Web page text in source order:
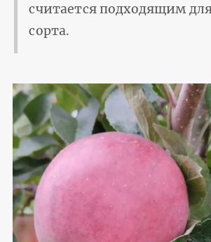
считается подходящим
сорта.